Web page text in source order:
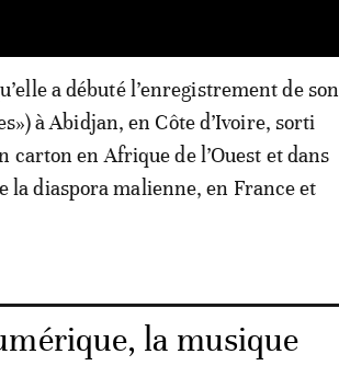
a débuté l’enregistrement de son
à Abidjan, en Côte d’Ivoire, sorti
carton en Afrique de l’Ouest et dans
la diaspora malienne, en France et
la musique